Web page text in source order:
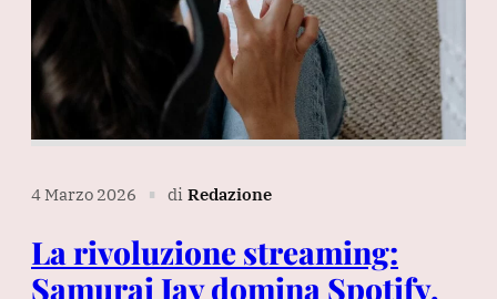
4 Marzo 2026 ∎ di Redazione
La rivoluzione streaming:
Samurai Jay domina Spotify,